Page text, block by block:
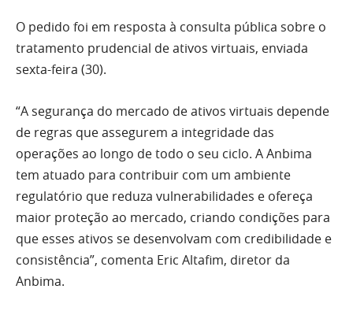
O pedido foi em resposta à consulta pública sobre o
tratamento prudencial de ativos virtuais, enviada
sexta-feira (30).
“A segurança do mercado de ativos virtuais depende
de regras que assegurem a integridade das
operações ao longo de todo o seu ciclo. A Anbima
tem atuado para contribuir com um ambiente
regulatório que reduza vulnerabilidades e ofereça
maior proteção ao mercado, criando condições para
que esses ativos se desenvolvam com credibilidade e
consistência”, comenta Eric Altafim, diretor da
Anbima.